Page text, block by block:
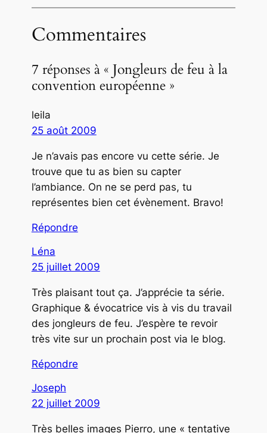
Commentaires
7 réponses à « Jongleurs de feu à la
convention européenne »
leila
25 août 2009
Je n’avais pas encore vu cette série. Je
trouve que tu as bien su capter
l’ambiance. On ne se perd pas, tu
représentes bien cet évènement. Bravo!
Répondre
Léna
25 juillet 2009
Très plaisant tout ça. J’apprécie ta série.
Graphique & évocatrice vis à vis du travail
des jongleurs de feu. J’espère te revoir
très vite sur un prochain post via le blog.
Répondre
Joseph
22 juillet 2009
Très belles images Pierro, une « tentative